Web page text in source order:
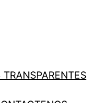
TRANSPARENTES